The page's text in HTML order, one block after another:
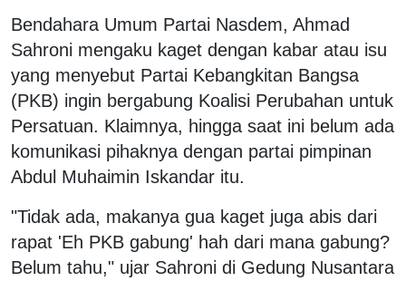
Bendahara Umum Partai Nasdem, Ahmad
Sahroni mengaku kaget dengan kabar atau isu
yang menyebut Partai Kebangkitan Bangsa
(PKB) ingin bergabung Koalisi Perubahan untuk
Persatuan. Klaimnya, hingga saat ini belum ada
komunikasi pihaknya dengan partai pimpinan
Abdul Muhaimin Iskandar itu.
"Tidak ada, makanya gua kaget juga abis dari
rapat 'Eh PKB gabung' hah dari mana gabung?
Belum tahu," ujar Sahroni di Gedung Nusantara